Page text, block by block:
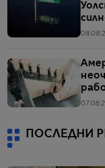
ПОСЛЕДНИ